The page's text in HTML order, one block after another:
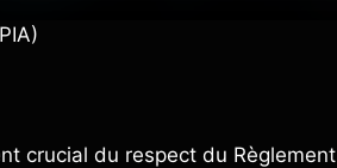
crucial du respect du Règlement